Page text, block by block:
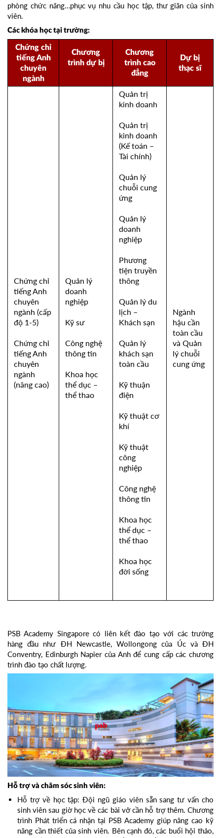
phòng chức năng…phục vụ nhu cầu học tập, thư giãn của sinh
viên.
Các khóa học tại trường:
Chứng chỉ
tiếng Anh
chuyên
ngành
Chương
trình dự bị
Chương
trình cao
đẳng
Dự bị
thạc sĩ
Chứng chỉ
tiếng Anh
chuyên
ngành (cấp
độ 1-5)
Chứng chỉ
tiếng Anh
chuyên
ngành
(nâng cao)
Quản lý
doanh
nghiệp
Kỹ sư
Công nghệ
thông tin
Khoa học
thể dục –
thể thao
Quản trị
kinh doanh
Quản trị
kinh doanh
(Kế toán –
Tài chính)
Quản lý
chuỗi cung
ứng
Quản lý
doanh
nghiệp
Phương
tiện truyền
thông
Quản lý du
lịch –
Khách sạn
Quản lý
khách sạn
toàn cầu
Kỹ thuận
điện
Kỹ thuật cơ
khí
Kỹ thuật
công
nghiệp
Công nghệ
thông tin
Khoa học
thể dục –
thể thao
Khoa học
đời sống
Ngành
hậu cần
toàn cầu
và Quản
lý chuỗi
cung ứng
PSB Academy Singapore có liên kết đào tạo với các trường
hàng đầu như ĐH Newcastle, Wollongong của Úc và ĐH
Conventry, Edinburgh Napier của Anh để cung cấp các chương
trình đào tạo chất lượng.
Hỗ trợ và chăm sóc sinh viên:
Hỗ trợ về học tập: Đội ngũ giáo viên sẵn sang tư vấn cho
sinh viên sau giờ học về các bài vở cần hỗ trợ thêm. Chương
trình Phát triển cá nhận tại PSB Academy giúp nâng cao kỹ
năng cần thiết của sinh viên. Bên cạnh đó, các buổi hội thảo,